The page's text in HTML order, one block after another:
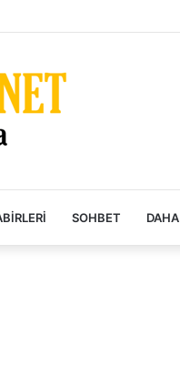
SOHBET DAHA